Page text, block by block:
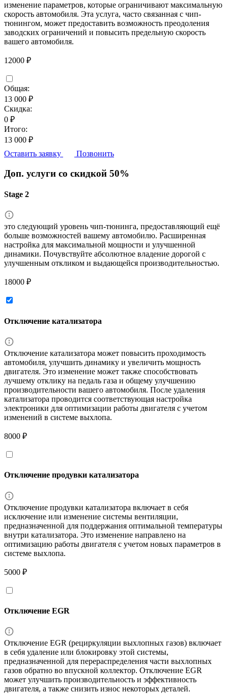
изменение параметров, которые ограничивают максимальную
скорость автомобиля. Эта услуга, часто связанная с чип-
тюнингом, может предоставить возможность преодоления
заводских ограничений и повысить предельную скорость
вашего автомобиля.
12000 ₽
Общая:
13 000 ₽
Скидка:
0 ₽
Итого:
13 000 ₽
Оставить заявку
Позвонить
Доп. услуги со скидкой 50%
Stage 2
это следующий уровень чип-тюнинга, предоставляющий ещё
больше возможностей вашему автомобилю. Расширенная
настройка для максимальной мощности и улучшенной
динамики. Почувствуйте абсолютное владение дорогой с
улучшенным откликом и выдающейся производительностью.
18000 ₽
Отключение катализатора
Отключение катализатора может повысить проходимость
автомобиля, улучшить динамику и увеличить мощность
двигателя. Это изменение может также способствовать
лучшему отклику на педаль газа и общему улучшению
производительности вашего автомобиля. После удаления
катализатора проводится соответствующая настройка
электроники для оптимизации работы двигателя с учетом
изменений в системе выхлопа.
8000 ₽
Отключение продувки катализатора
Отключение продувки катализатора включает в себя
исключение или изменение системы вентиляции,
предназначенной для поддержания оптимальной температуры
внутри катализатора. Это изменение направлено на
оптимизацию работы двигателя с учетом новых параметров в
системе выхлопа.
5000 ₽
Отключение EGR
Отключение EGR (рециркуляции выхлопных газов) включает
в себя удаление или блокировку этой системы,
предназначенной для перераспределения части выхлопных
газов обратно во впускной коллектор. Отключение EGR
может улучшить производительность и эффективность
двигателя, а также снизить износ некоторых деталей.